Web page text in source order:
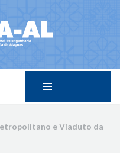
e Viaduto da